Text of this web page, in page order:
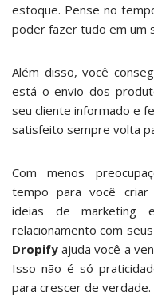
estoque. Pense no
poder fazer tudo em um
Além disso, você
está o envio dos
seu cliente informado e
satisfeito sempre volta
Com menos
tempo para você criar
ideias de marketing
relacionamento com
Dropify ajuda você a
Isso não é só
para crescer de verdade.